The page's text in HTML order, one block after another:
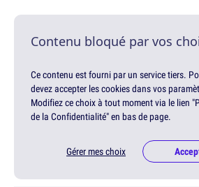
Contenu bloqué par vos
Ce contenu est fourni par un service tiers.
devez accepter les cookies dans vos
Modifiez ce choix à tout moment via le lien
de la Confidentialité" en bas de page.
Gérer mes choix